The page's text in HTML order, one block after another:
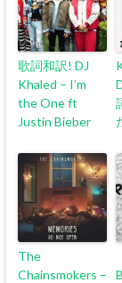
歌詞和訳! DJ
Khaled – I’m
the One ft
Justin Bieber
The
Chainsmokers –